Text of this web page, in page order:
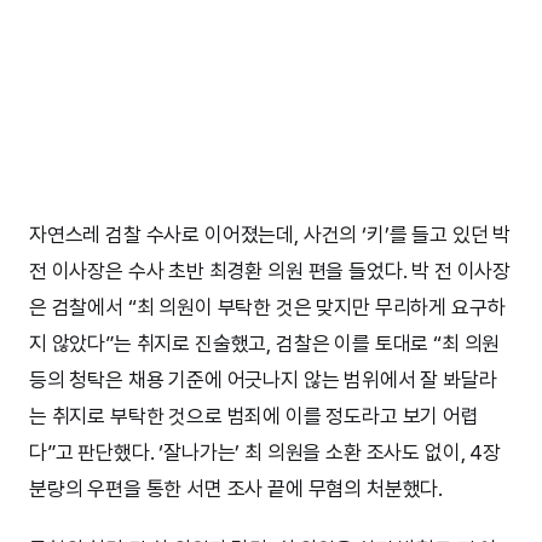
자연스레 검찰 수사로 이어졌는데, 사건의 ‘키’를 들고 있던 박
전 이사장은 수사 초반 최경환 의원 편을 들었다. 박 전 이사장
은 검찰에서 “최 의원이 부탁한 것은 맞지만 무리하게 요구하
지 않았다”는 취지로 진술했고, 검찰은 이를 토대로 “최 의원
등의 청탁은 채용 기준에 어긋나지 않는 범위에서 잘 봐달라
는 취지로 부탁한 것으로 범죄에 이를 정도라고 보기 어렵
다”고 판단했다. ‘잘나가는’ 최 의원을 소환 조사도 없이, 4장
분량의 우편을 통한 서면 조사 끝에 무혐의 처분했다.